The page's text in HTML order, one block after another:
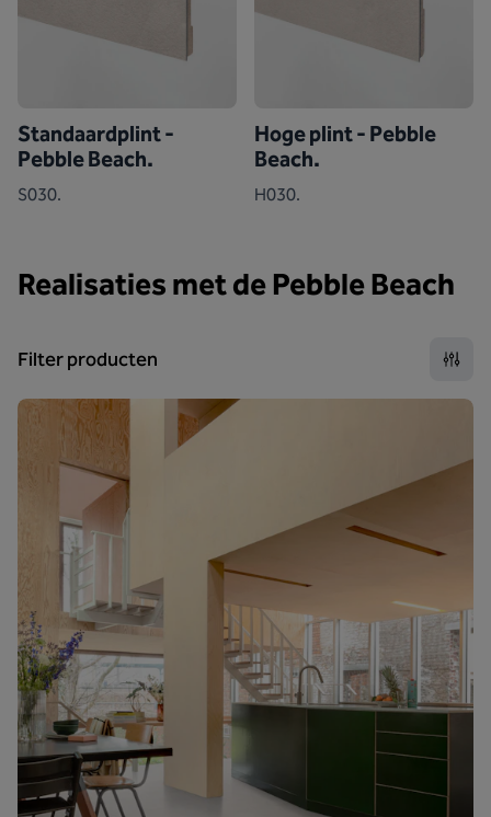
Standaardplint -
Pebble Beach.
S030.
Hoge plint - Pebble
Beach.
H030.
Realisaties met de Pebble Beach
Filter producten